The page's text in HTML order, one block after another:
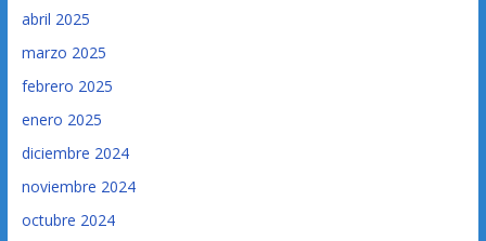
abril 2025
marzo 2025
febrero 2025
enero 2025
diciembre 2024
noviembre 2024
octubre 2024